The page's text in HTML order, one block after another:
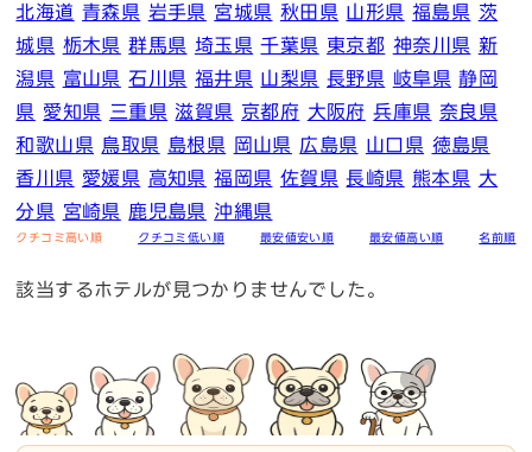
北海道 青森県 岩手県 宮城県 秋田県 山形県 福島県 茨
城県 栃木県 群馬県 埼玉県 千葉県 東京都 神奈川県 新
潟県 富山県 石川県 福井県 山梨県 長野県 岐阜県 静岡
県 愛知県 三重県 滋賀県 京都府 大阪府 兵庫県 奈良県
和歌山県 鳥取県 島根県 岡山県 広島県 山口県 徳島県
香川県 愛媛県 高知県 福岡県 佐賀県 長崎県 熊本県 大
分県 宮崎県 鹿児島県 沖縄県
クチコミ高い順 クチコミ低い順 最安値安い順 最安値高い順 名前順
該当するホテルが見つかりませんでした。